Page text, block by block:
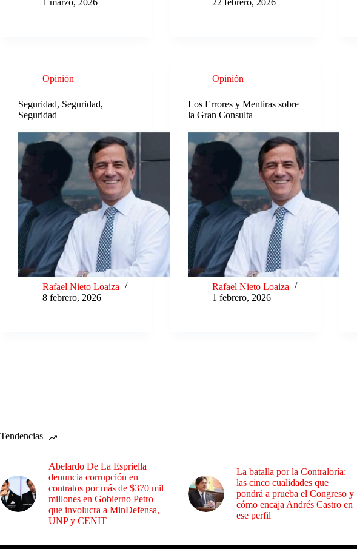
Opinión
Seguridad, Seguridad,
Seguridad
Rafael Nieto Loaiza
8 febrero, 2026
Opinión
Los Errores y Mentiras sobre
la Gran Consulta
Rafael Nieto Loaiza
1 febrero, 2026
Tendencias
Abelardo De La Espriella
denuncia corrupción en
contratos por más de $370 mil
millones en Gobierno Petro
que involucra a MinDefensa,
UNP y CENIT
La batalla por la Contraloría:
las cinco cualidades que
pondrá a prueba el Congreso y
cómo encaja Andrés Castro en
ese perfil